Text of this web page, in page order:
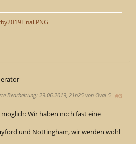
#3
Bearbeitung: 29.06.2019, 21h25 von Oval 5
Wir haben noch fast eine
und Nottingham, wir werden wohl